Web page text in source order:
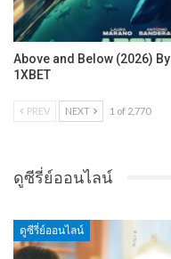
Above and Below (2026) By
1XBET
PREV NEXT 1 of 2,770
ดูซีรี่ย์ออนไลน์
ดูซีรี่ย์ออนไลน์